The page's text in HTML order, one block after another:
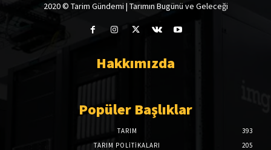
2020 © Tarim Gündemi | Tarımın Bugünü ve Geleceği
Hakkımızda
Popüler Başlıklar
TARIM
393
TARIM POLITIKALARI
205